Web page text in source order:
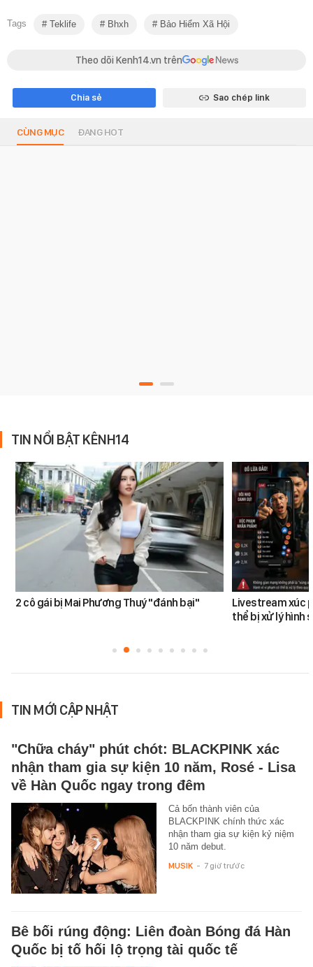
Tags Teklife Bhxh Bảo Hiểm Xã Hội
Theo dõi Kenh14.vn trên
Chia sẻ Sao chép link
CÙNG MỤC ĐANG HOT
TIN NỔI BẬT KÊNH14
2 cô gái bị Mai Phương Thuý "đánh bại"
Livestream xúc
thể bị xử lý hình
TIN MỚI CẬP NHẬT
"Chữa cháy" phút chót: BLACKPINK xác
nhận tham gia sự kiện 10 năm, Rosé - Lisa
về Hàn Quốc ngay trong đêm
Cả bốn thành viên của
BLACKPINK chính thức xác
nhận tham gia sự kiện kỷ niệm
10 năm debut.
MUSIK - 7 giờ trước
Bê bối rúng động: Liên đoàn Bóng đá Hàn
Quốc bị tố hối lộ trọng tài quốc tế